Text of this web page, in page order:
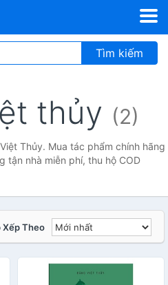
Tìm kiếm
thủy (2)
Thủy. Mua tác phẩm chính hãng
tận nhà miễn phí, thu hộ COD
Xếp Theo